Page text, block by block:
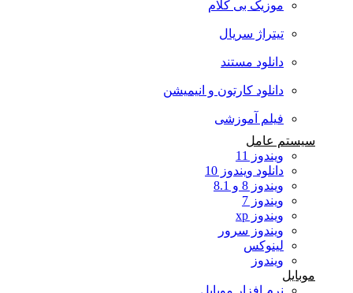
موزیک بی کلام
تیتراژ سریال
دانلود مستند
دانلود کارتون و انیمیشن
فیلم آموزشی
سیستم عامل
ویندوز 11
دانلود ویندوز 10
ویندوز 8 و 8.1
ویندوز 7
ویندوز xp
ویندوز سرور
لینوکس
ویندوز
موبایل
نرم افزار موبایل